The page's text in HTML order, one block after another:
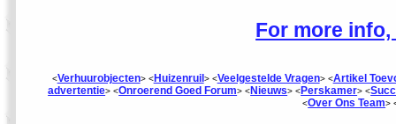
For more
<Verhuurobjecten> <Huizenruil > <Veelgestelde Vragen> <Artikel
advertentie> <Onroerend Goed Forum> <Nieuws> <Perskamer> <
<Over Ons Team>